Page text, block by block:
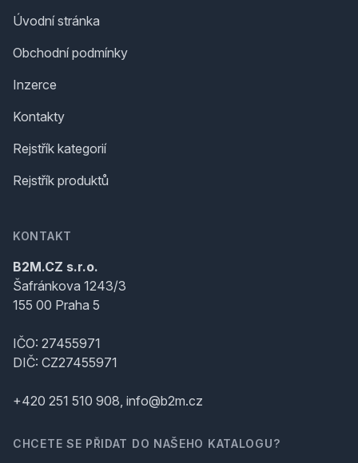
Úvodní stránka
Obchodní podmínky
Inzerce
Kontakty
Rejstřík kategorií
Rejstřík produktů
KONTAKT
B2M.CZ s.r.o.
Šafránkova 1243/3
155 00 Praha 5
IČO: 27455971
DIČ: CZ27455971
+420 251 510 908, info@b2m.cz
CHCETE SE PŘIDAT DO NAŠEHO KATALOGU?